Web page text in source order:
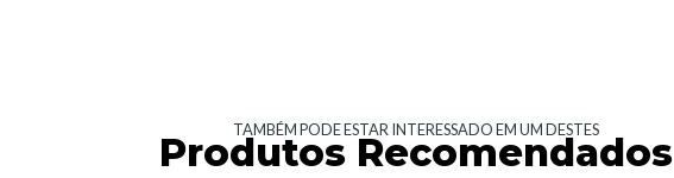
TAMBÉM PODE ESTAR INTERESSADO EM UM DESTES
Produtos Recomendados